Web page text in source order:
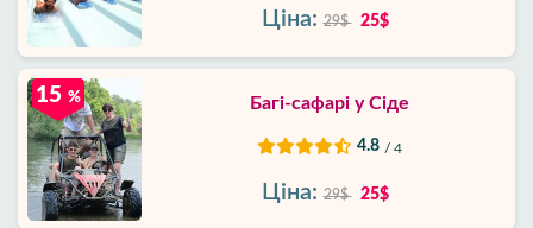
Ціна: 29$ 25$
Багі-сафарі у Сіде
4.8 / 4
15 %
Ціна: 29$ 25$